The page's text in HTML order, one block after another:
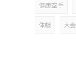
健康空手
体験 大会